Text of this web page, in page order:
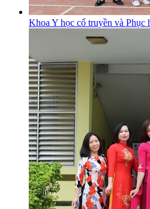
Khoa Y học cổ truyền và Phục